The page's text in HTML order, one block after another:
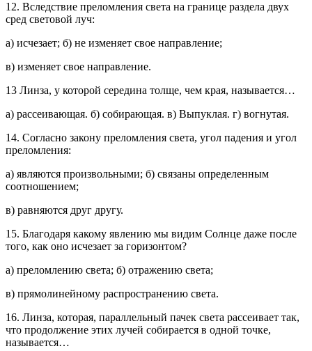
12. Вследствие преломления света на границе раздела двух
сред световой луч:
а) исчезает; б) не изменяет свое направление;
в) изменяет свое направление.
13 Линза, у которой середина толще, чем края, называется…
а) рассеивающая. б) собирающая. в) Выпуклая. г) вогнутая.
14. Согласно закону преломления света, угол падения и угол
преломления:
а) являются произвольными; б) связаны определенным
соотношением;
в) равняются друг другу.
15. Благодаря какому явлению мы видим Солнце даже после
того, как оно исчезает за горизонтом?
а) преломлению света; б) отражению света;
в) прямолинейному распространению света.
16. Линза, которая, параллельный пачек света рассеивает так,
что продолжение этих лучей собирается в одной точке,
называется…